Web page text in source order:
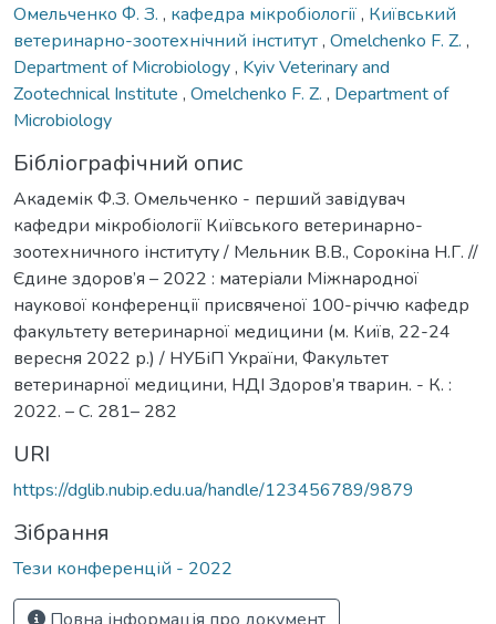
Омельченко Ф. З. , кафедра мікробіології, Київський
ветеринарно-зоотехнічний інститут, Omelchenko F. Z. ,
Department of Microbiology, Kyiv Veterinary and
Zootechnical Institute , Omelchenko F. Z. , Department of
Microbiology
Бібліографічний опис
Академік Ф.З. Омельченко - перший завідувач
кафедри мікробіології Київського ветеринарно-
зоотехничного інституту / Мельник В.В., Сорокіна Н.Г. //
Єдине здоров’я – 2022 : матеріали Міжнародної
наукової конференції присвяченої 100-річчю кафедр
факультету ветеринарної медицини (м. Київ, 22-24
вересня 2022 р.) / НУБіП України, Факультет
ветеринарної медицини, НДІ Здоров’я тварин. - К. :
2022. – С. 281– 282
URI
https://dglib.nubip.edu.ua/handle/123456789/9879
Зібрання
Тези конференцій - 2022